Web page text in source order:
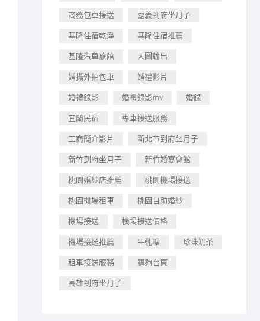
商務包車接送 嘉義到府坐月子
基隆住宿乾淨 基隆住宿推薦
基隆汽車旅館 大圖輸出
婚攝外拍包車 婚禮影片
婚禮錄影 婚禮錄影mv 婚錄
宜蘭民宿 專車接送服務
工商簡介影片 新北市到府坐月子
新竹到府坐月子 新竹婚宴會館
桃園婚紗店推薦 桃園機場接送
桃園機場租車 桃園自助婚紗
機場接送 機場接送價格
機場接送推薦 牛軋糖 珍珠奶茶
租車接送服務 購夠台東
高雄到府坐月子